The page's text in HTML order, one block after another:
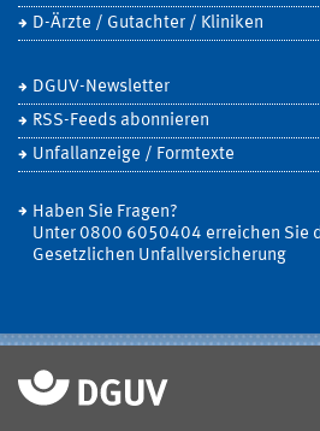
D-Ärzte / Gutachter / Kliniken
DGUV-Newsletter
RSS-Feeds abonnieren
Unfallanzeige / Formtexte
Haben Sie Fragen?
Unter 0800 6050404 erreichen Sie
Gesetzlichen Unfallversicherung